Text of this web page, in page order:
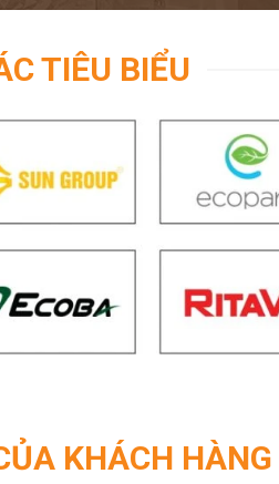
TIÊU BIỂU
KHÁCH HÀNG